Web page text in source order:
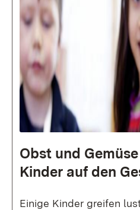
Obst und
Kinder auf den
Einige Kinder greifen